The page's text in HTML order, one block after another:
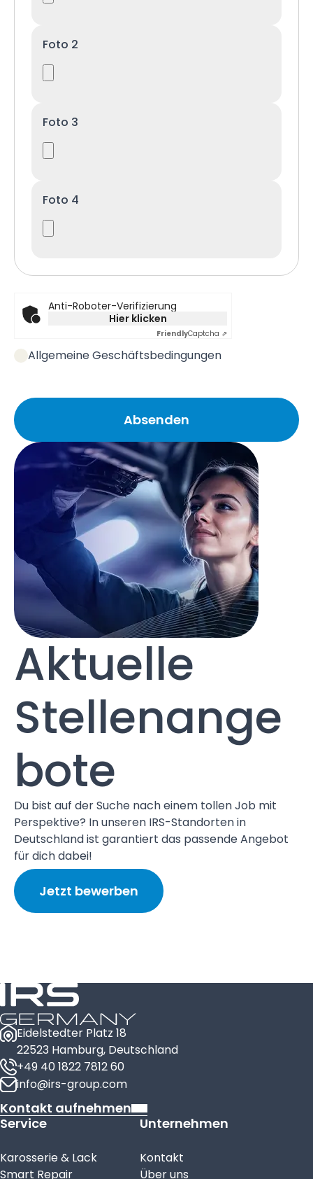
Foto 2
Foto 3
Foto 4
Anti-Roboter-Verifizierung
Hier klicken
FriendlyCaptcha ⇗
Allgemeine Geschäftsbedingungen
Aktuelle
Stellenange
bote
Du bist auf der Suche nach einem tollen Job mit
Perspektive? In unseren IRS-Standorten in
Deutschland ist garantiert das passende Angebot
für dich dabei!
Jetzt bewerben
Eidelstedter Platz 18
22523 Hamburg, Deutschland
+49 40 1822 7812 60
info@irs-group.com
Kontakt aufnehmen
Service
Karosserie & Lack
Smart Repair
Unternehmen
Kontakt
Über uns